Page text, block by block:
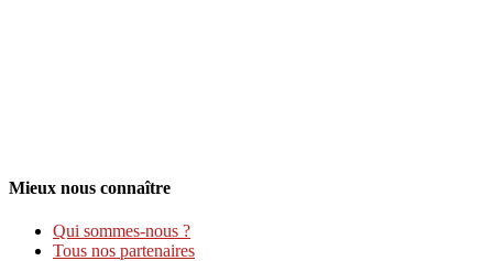
Mieux nous connaître
Qui sommes-nous ?
Tous nos partenaires